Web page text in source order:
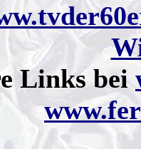
Links bei